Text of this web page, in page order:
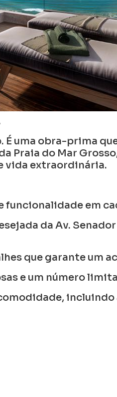
É uma obra-prima
do Mar
vida extraordinária.
funcionalidade em
da Av.
que garante um
e um número
incluindo